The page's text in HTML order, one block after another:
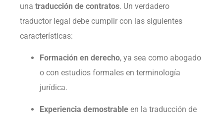
una traducción de contratos. Un verdadero
traductor legal debe cumplir con las siguientes
características:
Formación en derecho, ya sea como abogado
o con estudios formales en terminología
jurídica.
Experiencia demostrable en la traducción de